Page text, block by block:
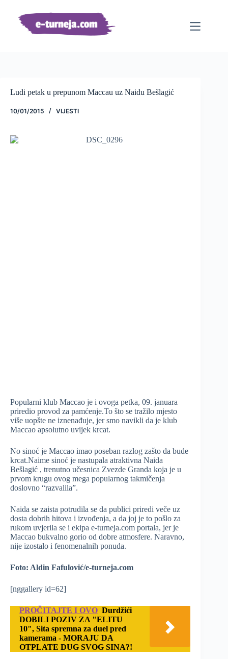
sadržaj
Ludi petak u prepunom Maccau uz Naidu Bešlagić
10/01/2015 VIJESTI
Popularni klub Maccao je i ovoga petka, 09. januara
priredio provod za pamćenje.To što se tražilo mjesto
više uopšte ne iznenađuje, jer smo navikli da je klub
Maccao apsolutno uvijek krcat.
No sinoć je Maccao imao poseban razlog zašto da bude
krcat.Naime sinoć je nastupala atraktivna Naida
Bešlagić , trenutno učesnica Zvezde Granda koja je u
prvom krugu ovog mega popularnog takmičenja
doslovno “razvalila”.
Naida se zaista potrudila se da publici priredi veče uz
dosta dobrih hitova i izvođenja, a da joj je to pošlo za
rukom uvjerila se i ekipa e-turneja.com portala, jer je
Maccao bukvalno gorio od dobre atmosfere. Naravno,
nije izostalo i fenomenalnih ponuda.
Foto: Aldin Fafulović/e-turneja.com
[nggallery id=62]
PROČITAJTE I OVO Durdžići
DOBILI POZIV ZA "ELITU
10", Sita spremna za duel pred
kamerama - MORAJU DA
OTPLATE DUG SVOG SINA?!